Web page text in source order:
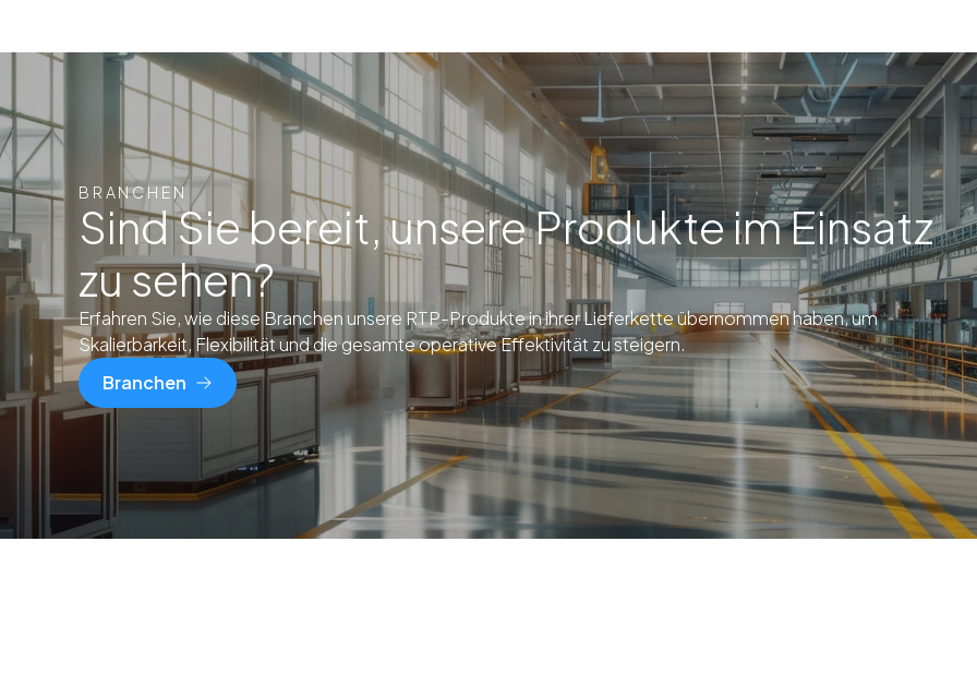
BRANCHEN
Sind Sie bereit, unsere Produkte im Einsatz
zu sehen?
Erfahren Sie, wie diese Branchen unsere RTP-Produkte in ihrer Lieferkette übernommen haben, um
Skalierbarkeit, Flexibilität und die gesamte operative Effektivität zu steigern.
Branchen